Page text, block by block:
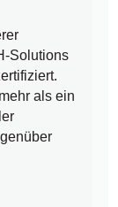
Solutions
als ein